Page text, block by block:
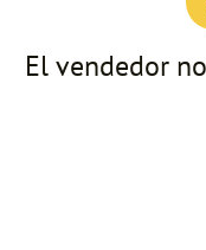
El vendedor